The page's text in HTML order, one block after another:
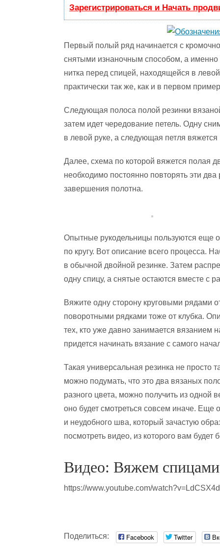
Зарегистрироваться и Начать
Первый полый ряд начинается с
снятыми изнаночным способом, а именно
нитка перед спицей, находящейся в
практически так же, как и в первом
Следующая полоса полой резинки
затем идет чередование петель. Одну
в левой руке, а следующая петля вяжется
Далее, схема по которой вяжется полая
необходимо постоянно повторять эти
завершения полотна.
Опытные рукодельницы пользуются еще
по кругу. Вот описание всего процесса.
в обычной двойной резинке. Затем
одну спицу, а снятые остаются вместе с
Вяжите одну сторону круговыми рядами
поворотными рядками тоже от клубка.
тех, кто уже давно занимается вязанием
придется начинать вязание с самого
Такая универсальная резинка не просто
можно подумать, что это два вязаных
разного цвета, можно получить из одной
оно будет смотреться совсем иначе. Еще
и неудобного шва, который зачастую
посмотреть видео, из которого вам будет
Видео: Вяжем
https://www.youtube.com/
Поделиться: Facebook Twitter